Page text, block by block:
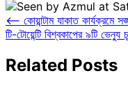
Post
navigation
⟵ কোয়ান্টাম যাকাত কার্যক্রমে
টি-টোয়েন্টি বিশ্বকাপের ৯টি
Related Posts